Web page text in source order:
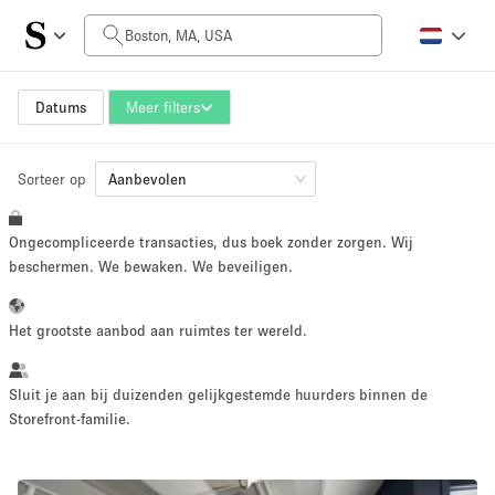
Datums Meer filters
Prijs per dag
$0
Grootte ruimte
100 sq ft 5000+ sq ft
~ 13 mensen
Sorteer op Aanbevolen
Ongecompliceerde transacties, dus boek zonder zorgen. Wij
beschermen. We bewaken. We beveiligen.
Het grootste aanbod aan ruimtes ter wereld.
Sluit je aan bij duizenden gelijkgestemde huurders binnen de
Storefront-familie.